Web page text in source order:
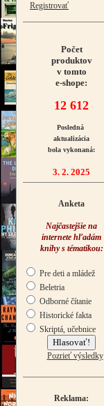
Registrovať
Počet
produktov
v tomto
e-shope:
12 612
Posledná
aktualizácia
bola vykonaná:
3. 2. 2025
Anketa
Najčastejšie na
internete hľadám
knihy s tématikou:
Pre deti a mládež
Beletria
Odborné čítanie
Historické fakta
Skriptá, učebnice
Pozrieť výsledky
Reklama: